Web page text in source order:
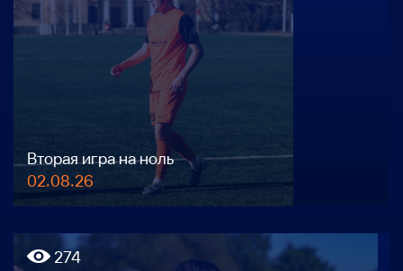
Вторая игра на ноль
02.08.26
274